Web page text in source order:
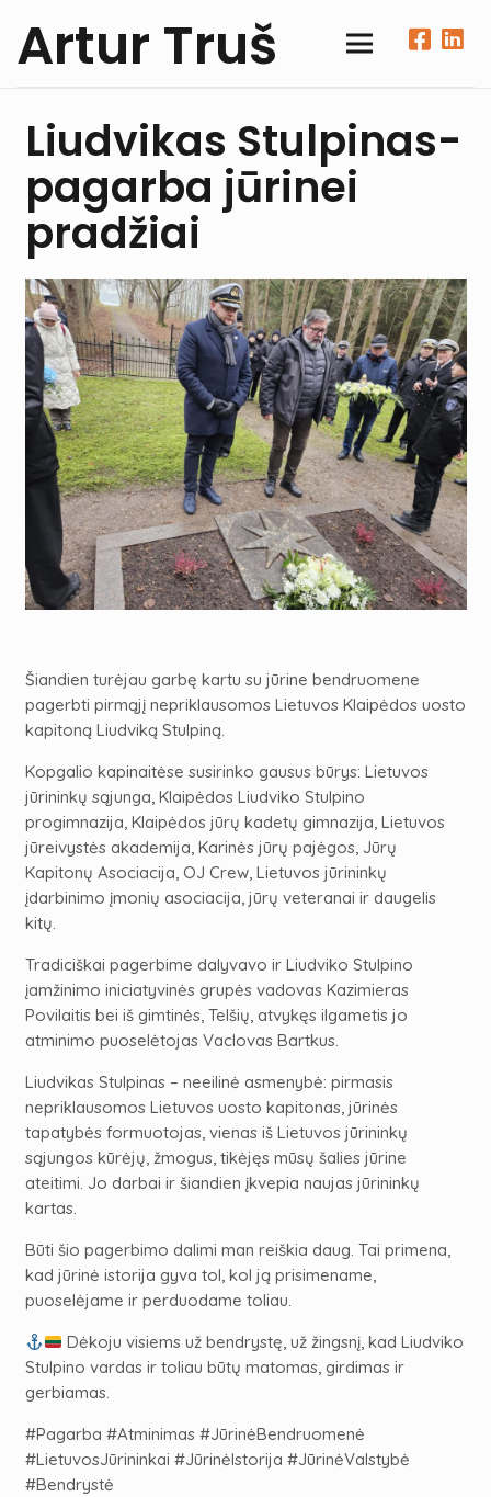
Artur Truš
Liudvikas Stulpinas-
pagarba jūrinei
pradžiai
Šiandien turėjau garbę kartu su jūrine bendruomene
pagerbti pirmąjį nepriklausomos Lietuvos Klaipėdos uosto
kapitoną Liudviką Stulpiną.
Kopgalio kapinaitėse susirinko gausus būrys: Lietuvos
jūrininkų sąjunga, Klaipėdos Liudviko Stulpino
progimnazija, Klaipėdos jūrų kadetų gimnazija, Lietuvos
jūreivystės akademija, Karinės jūrų pajėgos, Jūrų
Kapitonų Asociacija, OJ Crew, Lietuvos jūrininkų
įdarbinimo įmonių asociacija, jūrų veteranai ir daugelis
kitų.
Tradiciškai pagerbime dalyvavo ir Liudviko Stulpino
įamžinimo iniciatyvinės grupės vadovas Kazimieras
Povilaitis bei iš gimtinės, Telšių, atvykęs ilgametis jo
atminimo puoselėtojas Vaclovas Bartkus.
Liudvikas Stulpinas – neeilinė asmenybė: pirmasis
nepriklausomos Lietuvos uosto kapitonas, jūrinės
tapatybės formuotojas, vienas iš Lietuvos jūrininkų
sąjungos kūrėjų, žmogus, tikėjęs mūsų šalies jūrine
ateitimi. Jo darbai ir šiandien įkvepia naujas jūrininkų
kartas.
Būti šio pagerbimo dalimi man reiškia daug. Tai primena,
kad jūrinė istorija gyva tol, kol ją prisimename,
puoselėjame ir perduodame toliau.
Dėkoju visiems už bendrystę, už žingsnį, kad Liudviko
Stulpino vardas ir toliau būtų matomas, girdimas ir
gerbiamas.
#Pagarba #Atminimas #JūrinėBendruomenė
#LietuvosJūrininkai #JūrinėIstorija #JūrinėValstybė
#Bendrystė